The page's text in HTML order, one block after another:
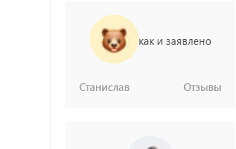
как и заявлено
Станислав Отзывы